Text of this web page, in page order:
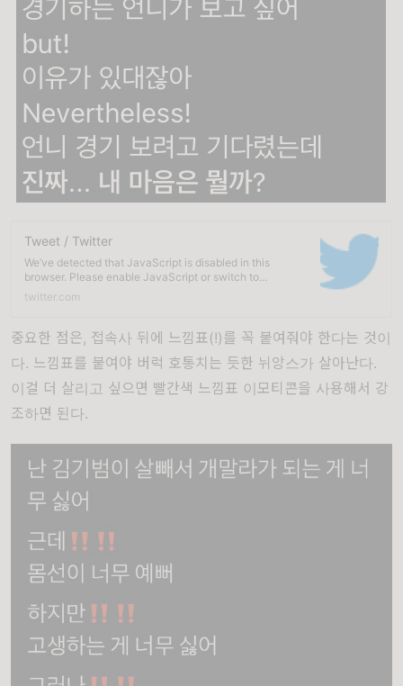
Tweet / Twitter
We’ve detected that JavaScript is disabled in this
browser. Please enable JavaScript or switch to...
twitter.com
중요한 점은, 접속사 뒤에 느낌표(!)를 꼭 붙여줘야 한다는 것이
다. 느낌표를 붙여야 버럭 호통치는 듯한 뉘앙스가 살아난다.
이걸 더 살리고 싶으면 빨간색 느낌표 이모티콘을 사용해서 강
조하면 된다.